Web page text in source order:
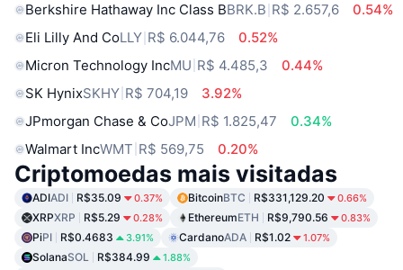
Berkshire Hathaway Inc Class BBRK.B R$ 2.657,6
0.54%
Eli Lilly And CoLLY R$ 6.044,76
0.52%
Micron Technology IncMU R$ 4.485,3
0.44%
SK HynixSKHY R$ 704,19
3.92%
JPmorgan Chase & CoJPM R$ 1.825,47
0.34%
Walmart IncWMT R$ 569,75 0.20%
Criptomoedas mais visitadas
ADIADI R$35.09 0.37% BitcoinBTC R$331,129.20 0.66%
XRPXRP R$5.29 0.28% EthereumETH R$9,790.56 0.83%
PiPI R$0.4683 3.91% CardanoADA R$1.02 1.07%
SolanaSOL R$384.99 1.88%